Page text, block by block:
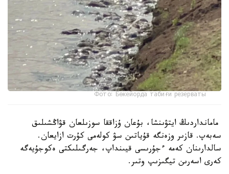
Фото: Бөкейорда табиғи резерваты
مامانداردىڭ ايتۋىنشا، بۇعان ۇزاققا سوزىلعان قۋاڭشىلىق
سەبەپ. قازىر وزەنگە قۇياتىن سۋ كولەمى كۇرت ازايعان.
سالدارىنان كەمە ءجۇرىسى قيىنداپ، جەرگىلىكتى ەكوجۇيەگە
كەرى اسەرىن تيگىزىپ وتىر.